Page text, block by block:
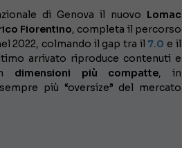
di Genova il nuovo Lomac
Fiorentino, completa il percorso
2022, colmando il gap tra il 7.0 e il
arrivato riproduce contenuti e
dimensioni più compatte, in
più “oversize” del mercato